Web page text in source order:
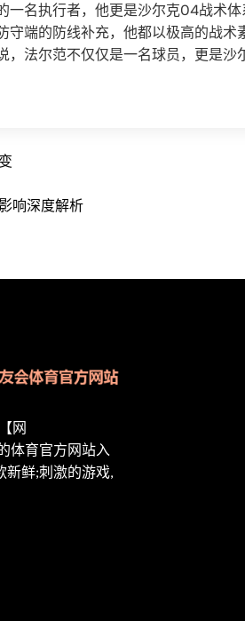
一名执行者，他更是沙尔克04战术
守端的防线补充，他都以极高的战术
，法尔范不仅仅是一名球员，更是沙
响深度解析
网
体育官方网站入
新鲜;刺激的游戏,